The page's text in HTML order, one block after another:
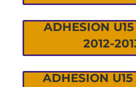
ADHESION
2012-
ADHESION